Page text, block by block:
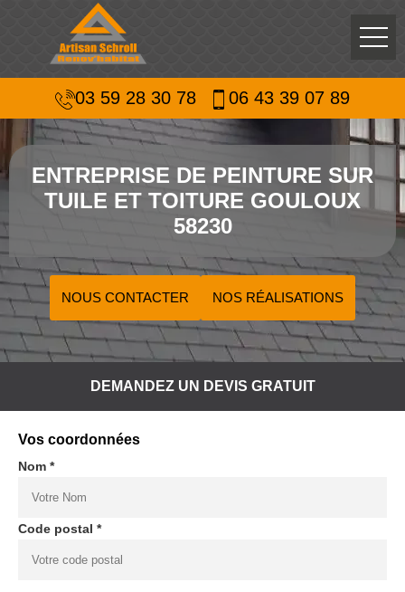
03 59 28 30 78 06 43 39 07 89
ENTREPRISE DE PEINTURE SUR
TUILE ET TOITURE GOULOUX
58230
NOUS CONTACTER NOS RÉALISATIONS
DEMANDEZ UN DEVIS GRATUIT
Vos coordonnées
Nom *
Code postal *